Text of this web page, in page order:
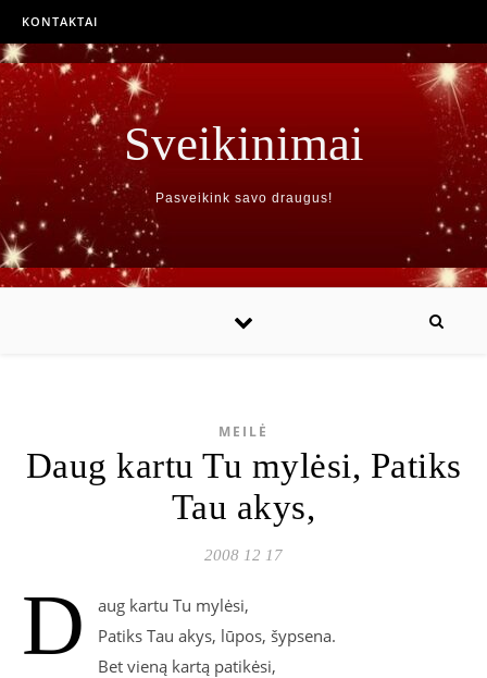
KONTAKTAI
Sveikinimai
Pasveikink savo draugus!
MEILĖ
Daug kartu Tu mylėsi, Patiks
Tau akys,
2008 12 17
D
aug kartu Tu mylėsi,
Patiks Tau akys, lūpos, šypsena.
Bet vieną kartą patikėsi,